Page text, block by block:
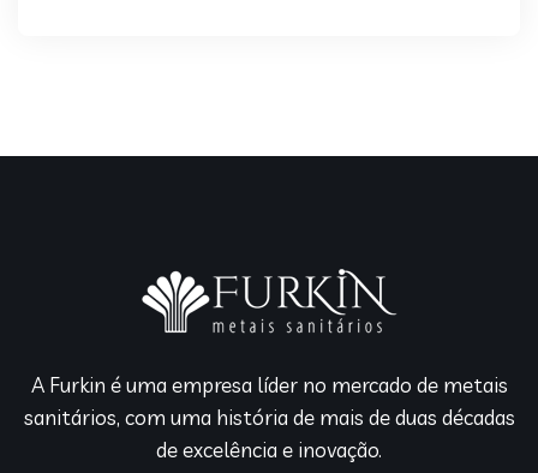
A Furkin é uma empresa líder no mercado de metais
sanitários, com uma história de mais de duas décadas
de excelência e inovação.